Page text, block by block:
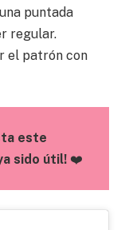
puntada
regular.
el patrón con
este
sido útil! ❤️